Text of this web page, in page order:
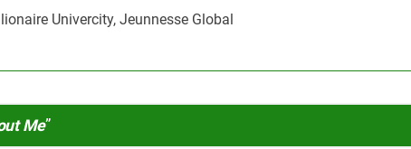
Univercity, Jeunnesse Global
Me”